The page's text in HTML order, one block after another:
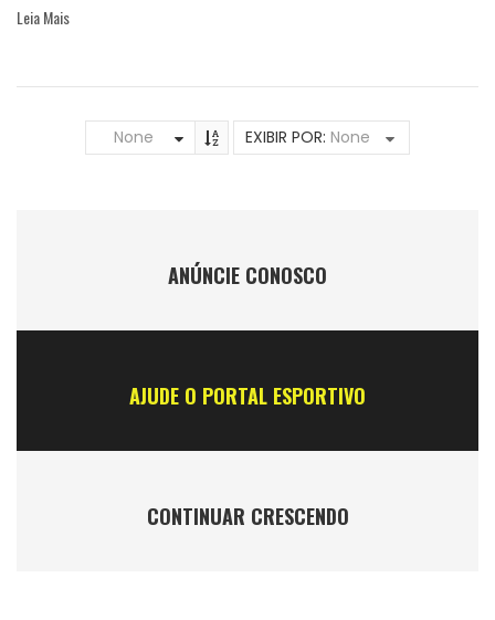
Leia Mais
None EXIBIR POR: None
ANÚNCIE CONOSCO
AJUDE O PORTAL ESPORTIVO
CONTINUAR CRESCENDO